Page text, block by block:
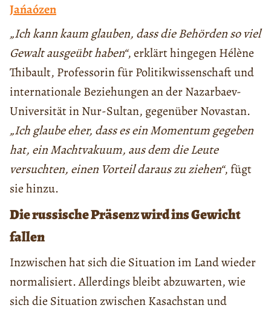
Jańaózen
„Ich kann kaum glauben, dass die Behörden so viel
Gewalt ausgeübt haben“, erklärt hingegen Hélène
Thibault, Professorin für Politikwissenschaft und
internationale Beziehungen an der Nazarbaev-
Universität in Nur-Sultan, gegenüber Novastan.
„Ich glaube eher, dass es ein Momentum gegeben
hat, ein Machtvakuum, aus dem die Leute
versuchten, einen Vorteil daraus zu ziehen“, fügt
sie hinzu.
Die russische Präsenz wird ins Gewicht
fallen
Inzwischen hat sich die Situation im Land wieder
normalisiert. Allerdings bleibt abzuwarten, wie
sich die Situation zwischen Kasachstan und